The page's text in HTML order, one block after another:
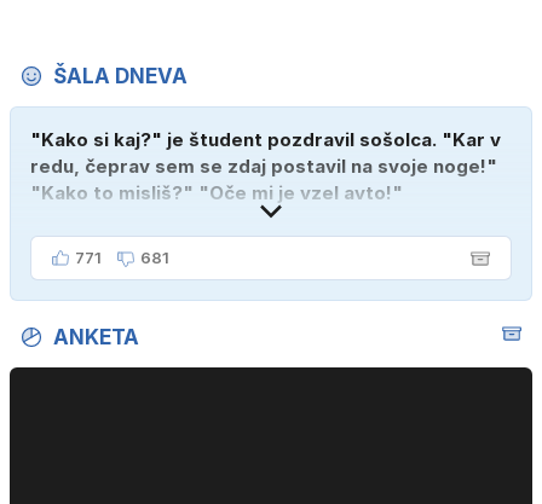
ŠALA DNEVA
"Kako si kaj?" je študent pozdravil sošolca. "Kar v
redu, čeprav sem se zdaj postavil na svoje noge!"
"Kako to misliš?" "Oče mi je vzel avto!"
771 681
ANKETA